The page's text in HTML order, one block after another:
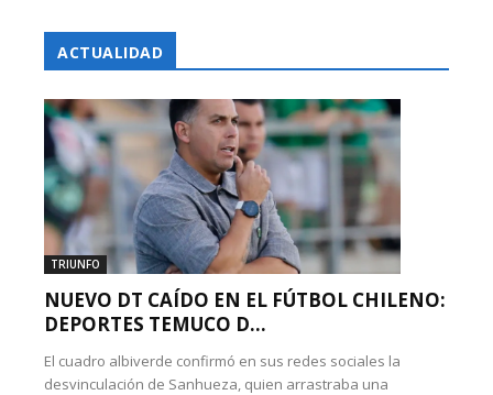
ACTUALIDAD
TRIUNFO
NUEVO DT CAÍDO EN EL FÚTBOL CHILENO:
DEPORTES TEMUCO D...
El cuadro albiverde confirmó en sus redes sociales la
desvinculación de Sanhueza, quien arrastraba una